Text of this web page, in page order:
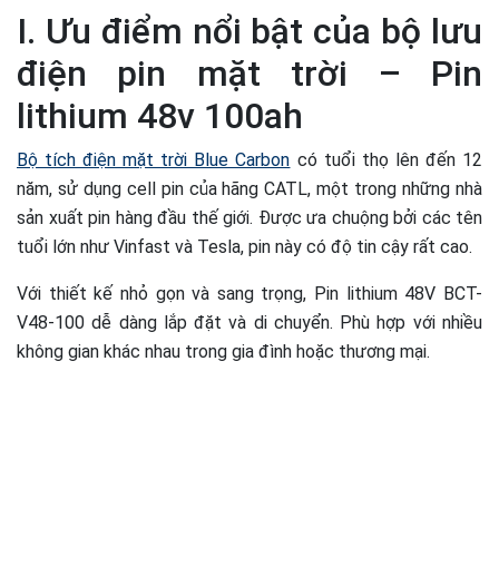
I. Ưu điểm nổi bật của bộ lưu
điện pin mặt trời – Pin
lithium 48v 100ah
Bộ tích điện mặt trời Blue Carbon có tuổi thọ lên đến 12
năm, sử dụng cell pin của hãng CATL, một trong những nhà
sản xuất pin hàng đầu thế giới. Được ưa chuộng bởi các tên
tuổi lớn như Vinfast và Tesla, pin này có độ tin cậy rất cao.
Với thiết kế nhỏ gọn và sang trọng, Pin lithium 48V BCT-
V48-100 dễ dàng lắp đặt và di chuyển. Phù hợp với nhiều
không gian khác nhau trong gia đình hoặc thương mại.